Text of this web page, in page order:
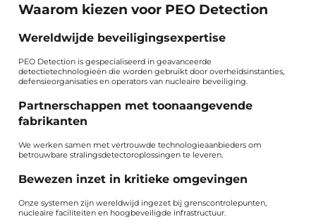
Waarom kiezen voor PEO Detection
Wereldwijde beveiligingsexpertise
PEO Detection is gespecialiseerd in geavanceerde
detectietechnologieën die worden gebruikt door overheidsinstanties,
defensieorganisaties en operators van nucleaire beveiliging.
Partnerschappen met toonaangevende
fabrikanten
We werken samen met vertrouwde technologieaanbieders om
betrouwbare stralingsdetectoroplossingen te leveren.
Bewezen inzet in kritieke omgevingen
Onze systemen zijn wereldwijd ingezet bij grenscontrolepunten,
nucleaire faciliteiten en hoogbeveiligde infrastructuur.